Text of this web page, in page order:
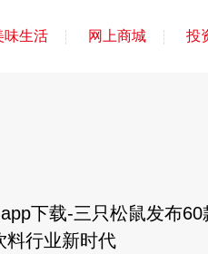
味生活 网上商城 投
下载-三只松鼠发布
料行业新时代